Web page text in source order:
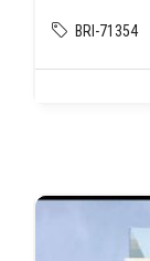
BRI-71354